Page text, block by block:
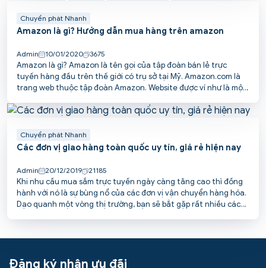
Chuyển phát Nhanh
Amazon là gì? Hướng dẫn mua hàng trên amazon
Admin 10/01/2020 3675
Amazon là gì? Amazon là tên gọi của tập đoàn bán lẻ trực
tuyến hàng đầu trên thế giới có trụ sở tại Mỹ. Amazon.com là
trang web thuộc tập đoàn Amazon. Website được ví như là một
cuộc sống hàng ngày.
Chuyển phát Nhanh
Các đơn vị giao hàng toàn quốc uy tín, giá rẻ hiện nay
Admin 20/12/2019 21185
Khi nhu cầu mua sắm trực tuyến ngày càng tăng cao thì đồng
hành với nó là sự bùng nổ của các đơn vị vận chuyển hàng hóa.
Dạo quanh một vòng thị trường, bạn sẽ bắt gặp rất nhiều các
vị giao hàng toàn quốc uy tín nào đang được đánh giá cao hiện
Đăng ký nhận ưu đãi